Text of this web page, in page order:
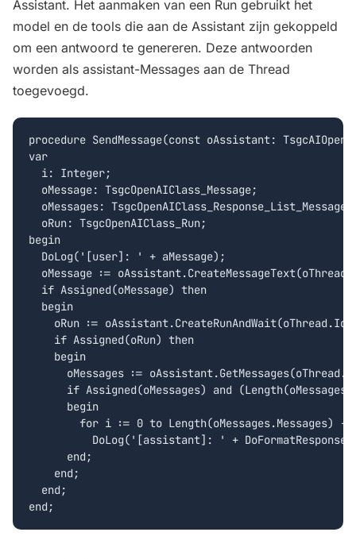
Assistant. Het aanmaken van een Run gebruikt het
model en de tools die aan de Assistant zijn gekoppeld
om een antwoord te genereren. Deze antwoorden
worden als assistant-Messages aan de Thread
toegevoegd.
procedure SendMessage(const oAssistant:
var
  i: Integer;
  oMessage: TsgcOpenAIClass_Message;
oMessages:
  oRun: TsgcOpenAIClass_Run;
begin
  DoLog('[user]: ' + aMessage);
oMessage :=
  if Assigned(oMessage) then
  begin
oRun :=
    if Assigned(oRun) then
    begin
oMessages :=
if Assigned(oMessages) and
      begin
for i := 0 to Length(oMessages.Messages) -
DoLog('[assistant]: ' +
      end;
    end;
  end;